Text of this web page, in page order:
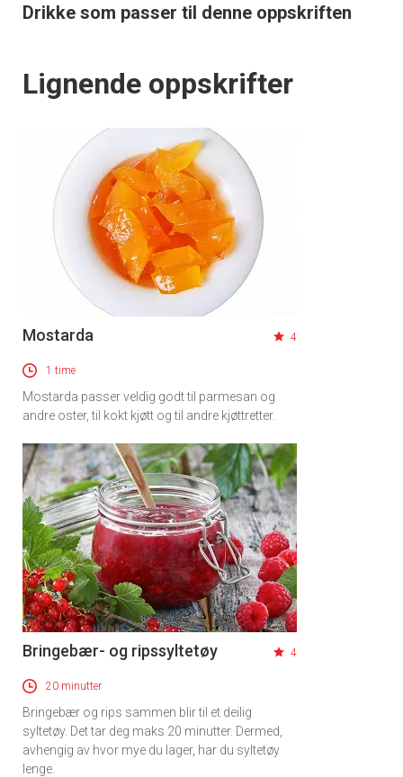
Drikke som passer til denne oppskriften
Lignende oppskrifter
Mostarda 4
1 time
Mostarda passer veldig godt til parmesan og
andre oster, til kokt kjøtt og til andre kjøttretter.
Bringebær- og ripssyltetøy 4
20 minutter
Bringebær og rips sammen blir til et deilig
syltetøy. Det tar deg maks 20 minutter. Dermed,
avhengig av hvor mye du lager, har du syltetøy
lenge.